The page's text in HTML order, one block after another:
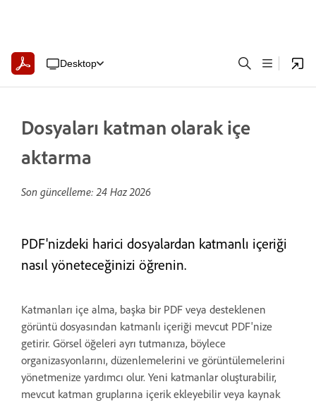
Desktop
Dosyaları katman olarak içe
aktarma
Son güncelleme:24 Haz 2026
PDF'nizdeki harici dosyalardan katmanlı içeriği
nasıl yöneteceğinizi öğrenin.
Katmanları içe alma, başka bir PDF veya desteklenen
görüntü dosyasından katmanlı içeriği mevcut PDF'nize
getirir. Görsel öğeleri ayrı tutmanıza, böylece
organizasyonlarını, düzenlemelerini ve görüntülemelerini
yönetmenize yardımcı olur. Yeni katmanlar oluşturabilir,
mevcut katman gruplarına içerik ekleyebilir veya kaynak